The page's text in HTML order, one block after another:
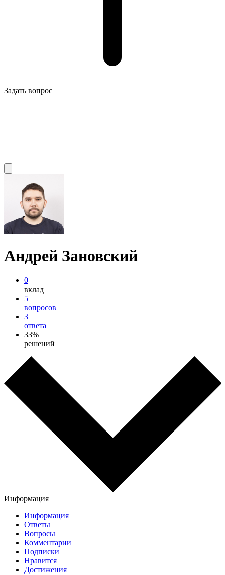
Задать вопрос
Андрей Зановский
0
вклад
5
вопросов
3
ответа
33%
решений
Информация
Информация
Ответы
Вопросы
Комментарии
Подписки
Нравится
Достижения